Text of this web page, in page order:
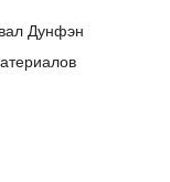
Дунфэн